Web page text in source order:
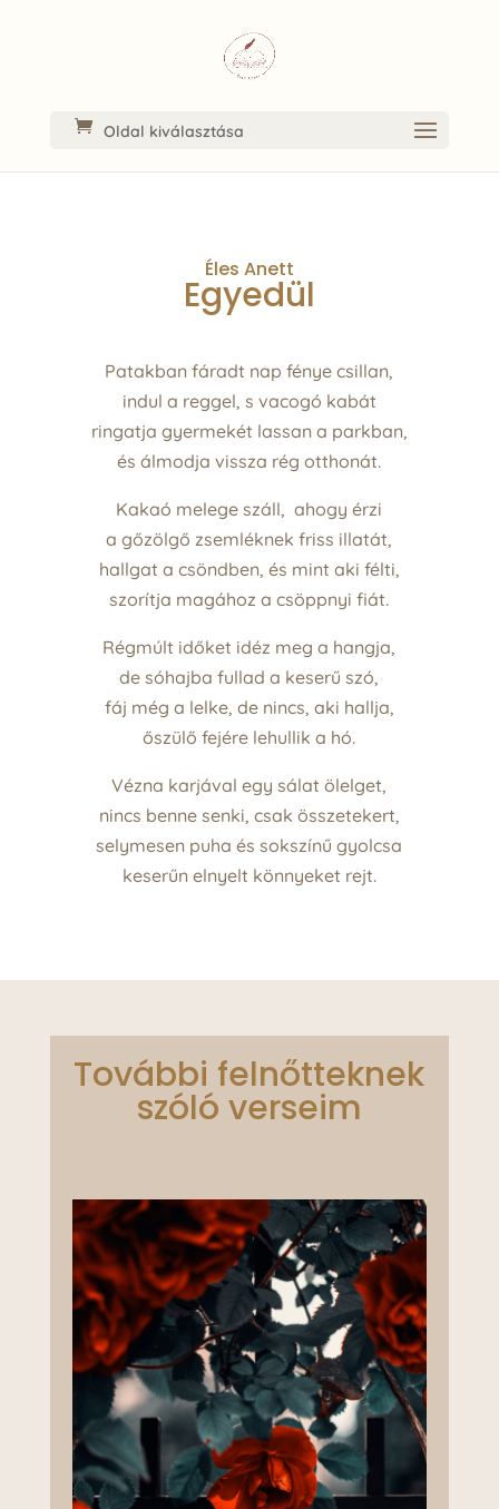
Oldal kiválasztása
Éles Anett
Egyedül
Patakban fáradt nap fénye csillan,
indul a reggel, s vacogó kabát
ringatja gyermekét lassan a parkban,
és álmodja vissza rég otthonát.
Kakaó melege száll, ahogy érzi
a gőzölgő zsemléknek friss illatát,
hallgat a csöndben, és mint aki félti,
szorítja magához a csöppnyi fiát.
Régmúlt időket idéz meg a hangja,
de sóhajba fullad a keserű szó,
fáj még a lelke, de nincs, aki hallja,
őszülő fejére lehullik a hó.
Vézna karjával egy sálat ölelget,
nincs benne senki, csak összetekert,
selymesen puha és sokszínű gyolcsa
keserűn elnyelt könnyeket rejt.
További felnőtteknek
szóló verseim